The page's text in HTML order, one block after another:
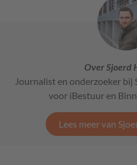
Over Sjoerd
Journalist en onderzoeker
voor iBestuur en
Lees meer van